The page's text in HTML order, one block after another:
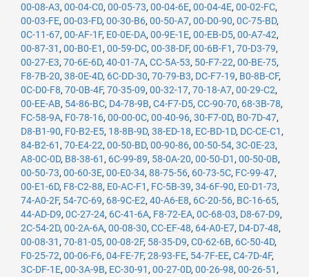
00-08-A3, 00-04-C0, 00-05-73, 00-04-6E, 00-04-4E, 00-02-FC,
00-03-FE, 00-03-FD, 00-30-B6, 00-50-A7, 00-D0-90, 0C-75-BD,
0C-11-67, 00-AF-1F, E0-0E-DA, 00-9E-1E, 00-EB-D5, 00-A7-42,
00-87-31 , 00-B0-E1 , 00-59-DC, 00-38-DF, 00-6B-F1 , 70-D3-79,
00-27-E3, 70-6E-6D, 40-01-7A, CC-5A-53, 50-F7-22, 00-BE-75,
F8-7B-20, 38-0E-4D, 6C-DD-30, 70-79-B3, DC-F7-19, B0-8B-CF,
0C-D0-F8, 70-0B-4F, 70-35-09, 00-32-17, 70-18-A7, 00-29-C2,
00-EE-AB, 54-86-BC, D4-78-9B, C4-F7-D5, CC-90-70, 68-3B-78,
FC-58-9A, F0-78-16, 00-00-0C, 00-40-96, 30-F7-0D, B0-7D-47,
D8-B1-90, F0-B2-E5, 18-8B-9D, 38-ED-18, EC-BD-1D, DC-CE-C1 ,
84-B2-61 , 70-E4-22, 00-50-BD, 00-90-86, 00-50-54, 3C-0E-23,
A8-0C-0D, B8-38-61 , 6C-99-89, 58-0A-20, 00-50-D1 , 00-50-0B,
00-50-73, 00-60-3E, 00-E0-34, 88-75-56, 60-73-5C, FC-99-47,
00-E1-6D, F8-C2-88, E0-AC-F1 , FC-5B-39, 34-6F-90, E0-D1-73,
74-A0-2F, 54-7C-69, 68-9C-E2, 40-A6-E8, 6C-20-56, BC-16-65,
44-AD-D9, 0C-27-24, 6C-41-6A, F8-72-EA, 0C-68-03, D8-67-D9,
2C-54-2D, 00-2A-6A, 00-08-30, CC-EF-48, 64-A0-E7, D4-D7-48,
00-08-31 , 70-81-05, 00-08-2F, 58-35-D9, C0-62-6B, 6C-50-4D,
F0-25-72, 00-06-F6, 04-FE-7F, 28-93-FE, 54-7F-EE, C4-7D-4F,
3C-DF-1E, 00-3A-9B, EC-30-91 , 00-27-0D, 00-26-98, 00-26-51 ,